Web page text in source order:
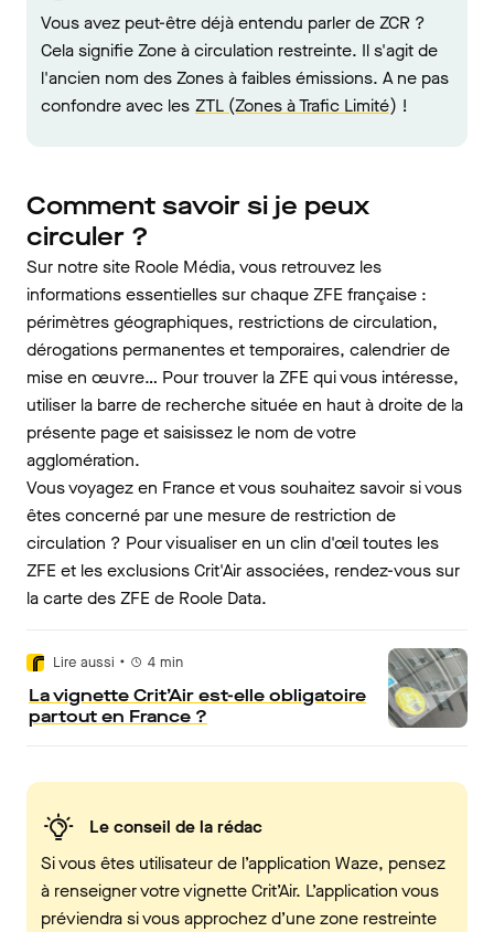
Vous avez peut-être déjà entendu parler de ZCR ?
Cela signifie Zone à circulation restreinte. Il s'agit de
l'ancien nom des Zones à faibles émissions. A ne pas
confondre avec les ZTL (Zones à Trafic Limité) !
Comment savoir si je peux
circuler ?
Sur notre site Roole Média, vous retrouvez les
informations essentielles sur chaque ZFE française :
périmètres géographiques, restrictions de circulation,
dérogations permanentes et temporaires, calendrier de
mise en œuvre… Pour trouver la ZFE qui vous intéresse,
utiliser la barre de recherche située en haut à droite de la
présente page et saisissez le nom de votre
agglomération.
Vous voyagez en France et vous souhaitez savoir si vous
êtes concerné par une mesure de restriction de
circulation ? Pour visualiser en un clin d'œil toutes les
ZFE et les exclusions Crit'Air associées, rendez-vous sur
la carte des ZFE de Roole Data.
Lire aussi • 4 min
La vignette Crit’Air est-elle obligatoire
partout en France ?
Le conseil de la rédac
Si vous êtes utilisateur de l’application Waze, pensez
à renseigner votre vignette Crit’Air. L’application vous
préviendra si vous approchez d’une zone restreinte